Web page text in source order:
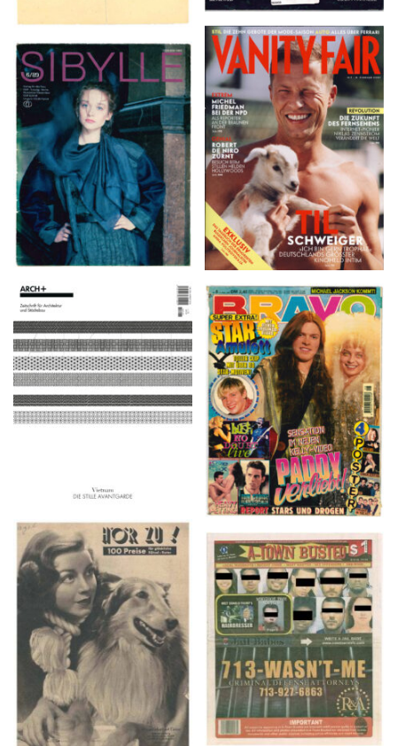
VANITY FAIR – Nr. 7 –
8. Februar 2007
SIBYLLE 6/89
ARCH+ Nr. 226, Herbst
2016
BRAVO – Nr. 8, 13. Febr.
1997
HÖR ZU! – 1949,
NUMMER 10, Woche
vom 27. Februar bis 05.
März
A-TOWN BUSTED –
8/15/16–9/1/16